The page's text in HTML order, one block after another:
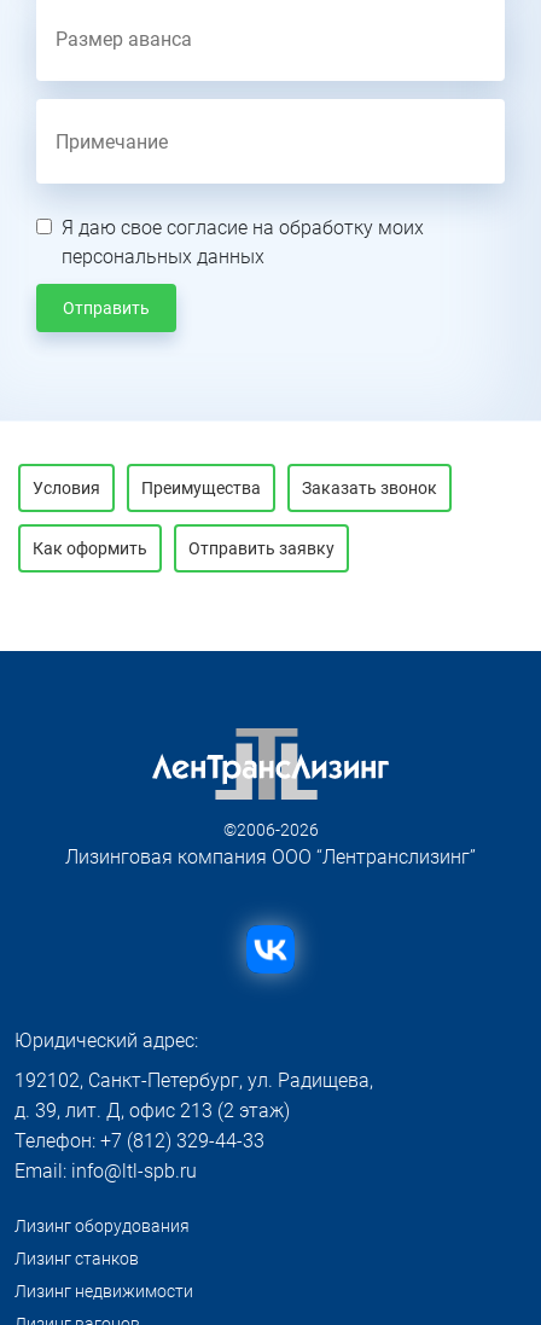
Я даю свое согласие на обработку моих
персональных данных
Отправить
Условия Преимущества Заказать звонок
Как оформить Отправить заявку
©2006-2026
Лизинговая компания ООО “Лентранслизинг”
Юридический адрес:
192102, Санкт-Петербург, ул. Радищева,
д. 39, лит. Д, офис 213 (2 этаж)
Телефон: +7 (812) 329-44-33
Email: info@ltl-spb.ru
Лизинг оборудования
Лизинг станков
Лизинг недвижимости